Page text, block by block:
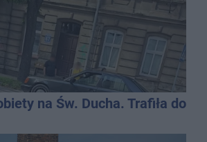
na Św. Ducha. Trafiła do